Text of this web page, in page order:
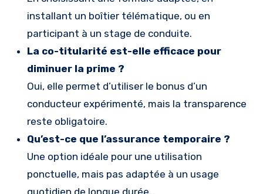
installant un boîtier télématique, ou en
participant à un stage de conduite.
La co-titularité est-elle efficace pour
diminuer la prime ?
Oui, elle permet d’utiliser le bonus d’un
conducteur expérimenté, mais la transparence
reste obligatoire.
Qu’est-ce que l’assurance temporaire ?
Une option idéale pour une utilisation
ponctuelle, mais pas adaptée à un usage